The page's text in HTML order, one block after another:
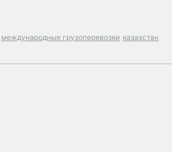
международные грузоперевозки казахстан